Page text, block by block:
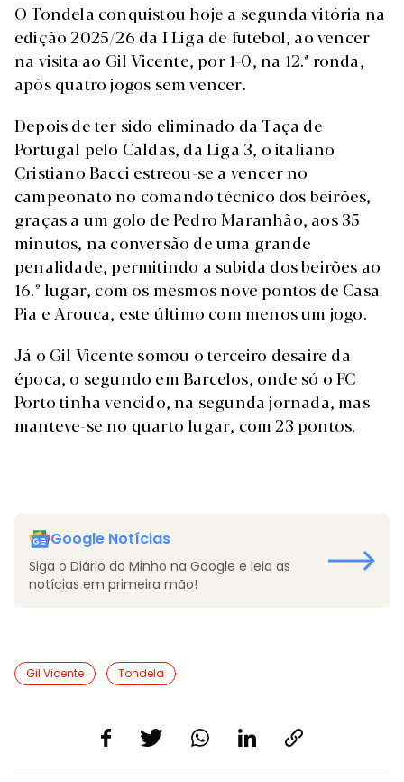
O Tondela conquistou hoje a segunda vitória na
edição 2025/26 da I Liga de futebol, ao vencer
na visita ao Gil Vicente, por 1-0, na 12.ª ronda,
após quatro jogos sem vencer.
Depois de ter sido eliminado da Taça de
Portugal pelo Caldas, da Liga 3, o italiano
Cristiano Bacci estreou-se a vencer no
campeonato no comando técnico dos beirões,
graças a um golo de Pedro Maranhão, aos 35
minutos, na conversão de uma grande
penalidade, permitindo a subida dos beirões ao
16.º lugar, com os mesmos nove pontos de Casa
Pia e Arouca, este último com menos um jogo.
Já o Gil Vicente somou o terceiro desaire da
época, o segundo em Barcelos, onde só o FC
Porto tinha vencido, na segunda jornada, mas
manteve-se no quarto lugar, com 23 pontos.
Google Notícias
Siga o Diário do Minho na Google e leia as
notícias em primeira mão!
Gil Vicente Tondela